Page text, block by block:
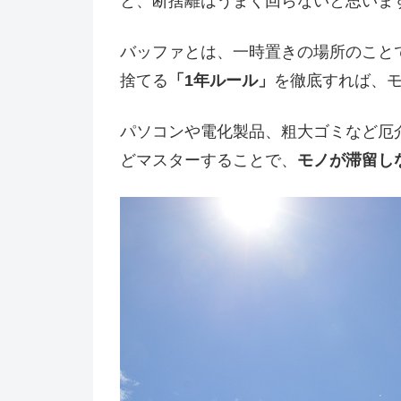
バッファとは、一時置きの場所のこ
捨てる 「1年ルール」 を徹底すれば、
パソコンや電化製品、粗大ゴミなど
どマスターすることで、 モノが滞留し